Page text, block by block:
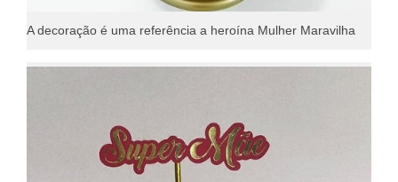
A decoração é uma referência a heroína Mulher Maravilha